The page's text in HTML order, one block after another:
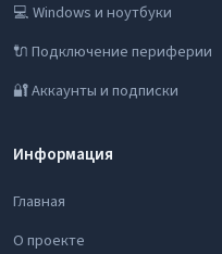
💻 Windows и ноутбуки
🔌 Подключение периферии
🔐 Аккаунты и подписки
Информация
Главная
О проекте